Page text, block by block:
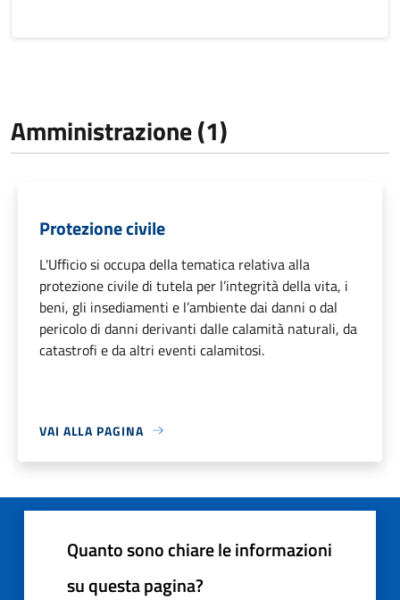
Amministrazione (1)
Protezione civile
L'Ufficio si occupa della tematica relativa alla
protezione civile di tutela per l’integrità della vita, i
beni, gli insediamenti e l’ambiente dai danni o dal
pericolo di danni derivanti dalle calamità naturali, da
catastrofi e da altri eventi calamitosi.
VAI ALLA PAGINA
Quanto sono chiare le informazioni
su questa pagina?